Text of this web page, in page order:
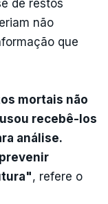
de restos
não
que
mortais não
recebê-los
análise.
, refere o